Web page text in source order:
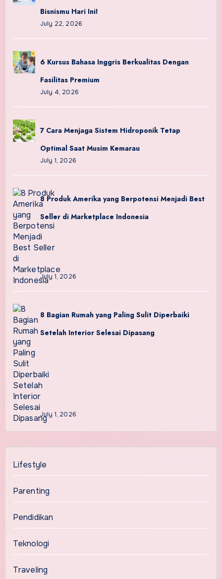
Bisnismu Hari Ini!
July 22, 2026
6 Kursus Bahasa Inggris Berkualitas Dengan
Fasilitas Premium
July 4, 2026
7 Cara Menjaga Sistem Hidroponik Tetap
Optimal Saat Musim Kemarau
July 1, 2026
8 Produk Amerika yang Berpotensi Menjadi Best
Seller di Marketplace Indonesia
July 1, 2026
8 Bagian Rumah yang Paling Sulit Diperbaiki
Setelah Interior Selesai Dipasang
July 1, 2026
Lifestyle
Parenting
Pendidikan
Teknologi
Traveling